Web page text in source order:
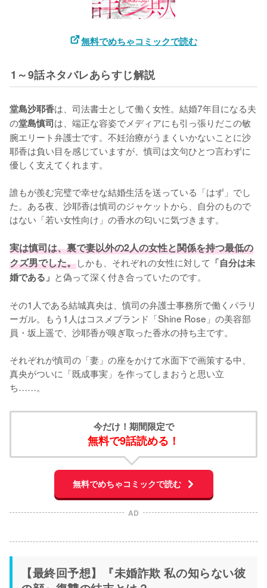
無料でめちゃコミックで読む
1～9話ネタバレあらすじ解説
堂島沙耶香は、司法書士として働く女性。結婚7年目になる夫
の堂島慎司は、端正な容姿でメディアにも引っ張りだこの敏
腕エリート弁護士です。不妊治療がうまくいかないことに沙
耶香は負い目を感じていますが、慎司は文句ひとつ言わずに
優しく支えてくれます。
誰もが羨む完璧で幸せな結婚生活を送っている「はず」でし
た。ある夜、沙耶香は慎司のジャケットから、自分のもので
はない「若い女性向け」の香水の匂いに気づきます。
実は慎司は、裏で妻以外の2人の女性と関係を持つ最低の
クズ男でした。しかも、それぞれの女性に対して 「自分は未
婚である」 と偽って深く付き合っていたのです。
その1人である結城真央は、慎司の弁護士事務所で働くパラリ
ーガル。もう1人はコスメブランド「Shine Rose」の美容部
員・坂上遥で、沙耶香が嗅ぎ取った香水の持ち主です。
それぞれが慎司の「妻」の座をかけて水面下で画策する中、
真央がついに「既成事実」を作ってしまおうと思い立
ち……。
今だけ！期間限定で
無料で9話読める！
無料でめちゃコミックで読む
AD
【最終回予想】『未婚詐欺 私の知らない彼